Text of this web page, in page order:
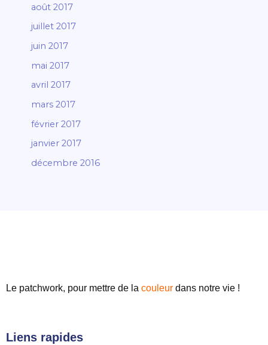
août 2017
juillet 2017
juin 2017
mai 2017
avril 2017
mars 2017
février 2017
janvier 2017
décembre 2016
Le patchwork, pour mettre de la couleur dans notre vie !
Liens rapides